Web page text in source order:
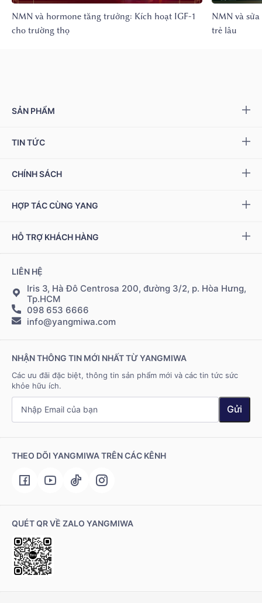
NMN và hormone tăng trưởng: Kích hoạt IGF-1
cho trường thọ
NMN và sửa
trẻ lâu
SẢN PHẨM
Yang NMN™ 15000 mg
Ziptamin
Bộ kiểm tra NAD +
TIN TỨC
Sự kiện & Ưu đãi
Tuyển dụng
CHÍNH SÁCH
Giải quyết khiếu nại
Điều khoản sử dụng
HỢP TÁC CÙNG YANG
Chính sách đại lý
HỖ TRỢ KHÁCH HÀNG
Đặt hàng & thanh toán
Giao hàng & vận chuyển
Hệ thống điểm bán
LIÊN HỆ
Iris 3, Hà Đô Centrosa 200, đường 3/2, p. Hòa Hưng,
Tp.HCM
098 653 6666
info@yangmiwa.com
NHẬN THÔNG TIN MỚI NHẤT TỪ YANGMIWA
Các ưu đãi đặc biệt, thông tin sản phẩm mới và các tin tức sức
khỏe hữu ích.
Gửi
THEO DÕI YANGMIWA TRÊN CÁC KÊNH
QUÉT QR VỀ ZALO YANGMIWA